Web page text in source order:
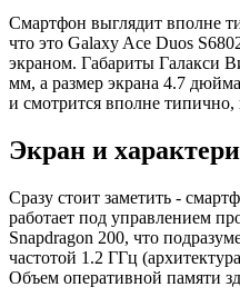
Смартфон выглядит вполне
что это Galaxy Ace Duos
экраном. Габариты Галакси
мм, а размер экрана 4.7
и смотрится вполне типично,
Экран и
Сразу стоит заметить -
работает под управлением
Snapdragon 200, что
частотой 1.2 ГГц
Объем оперативной памяти